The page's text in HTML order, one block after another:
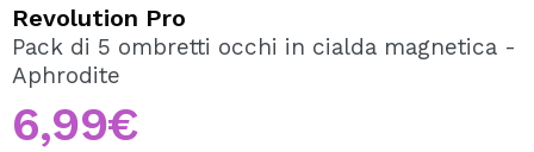
Creando un account su Maquibeauty.it potrai fare i tuoi
acquisti velocemente, controllare lo stato dei tuoi ordini e
Revolution Pro
Pack di 5 ombretti occhi in cialda magnetica -
Aphrodite
6,99€